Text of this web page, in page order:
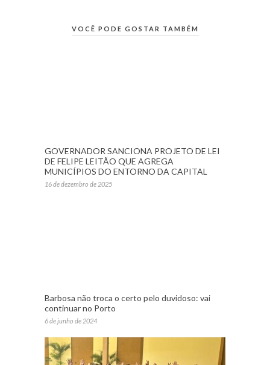
VOCÊ PODE GOSTAR TAMBÉM
GOVERNADOR SANCIONA PROJETO DE LEI
DE FELIPE LEITÃO QUE AGREGA
MUNICÍPIOS DO ENTORNO DA CAPITAL
16 de dezembro de 2025
Barbosa não troca o certo pelo duvidoso: vai
continuar no Porto
6 de junho de 2024